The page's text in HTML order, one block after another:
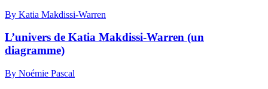
By Katia Makdissi-Warren
L’univers de Katia Makdissi-Warren (un
diagramme)
By Noémie Pascal